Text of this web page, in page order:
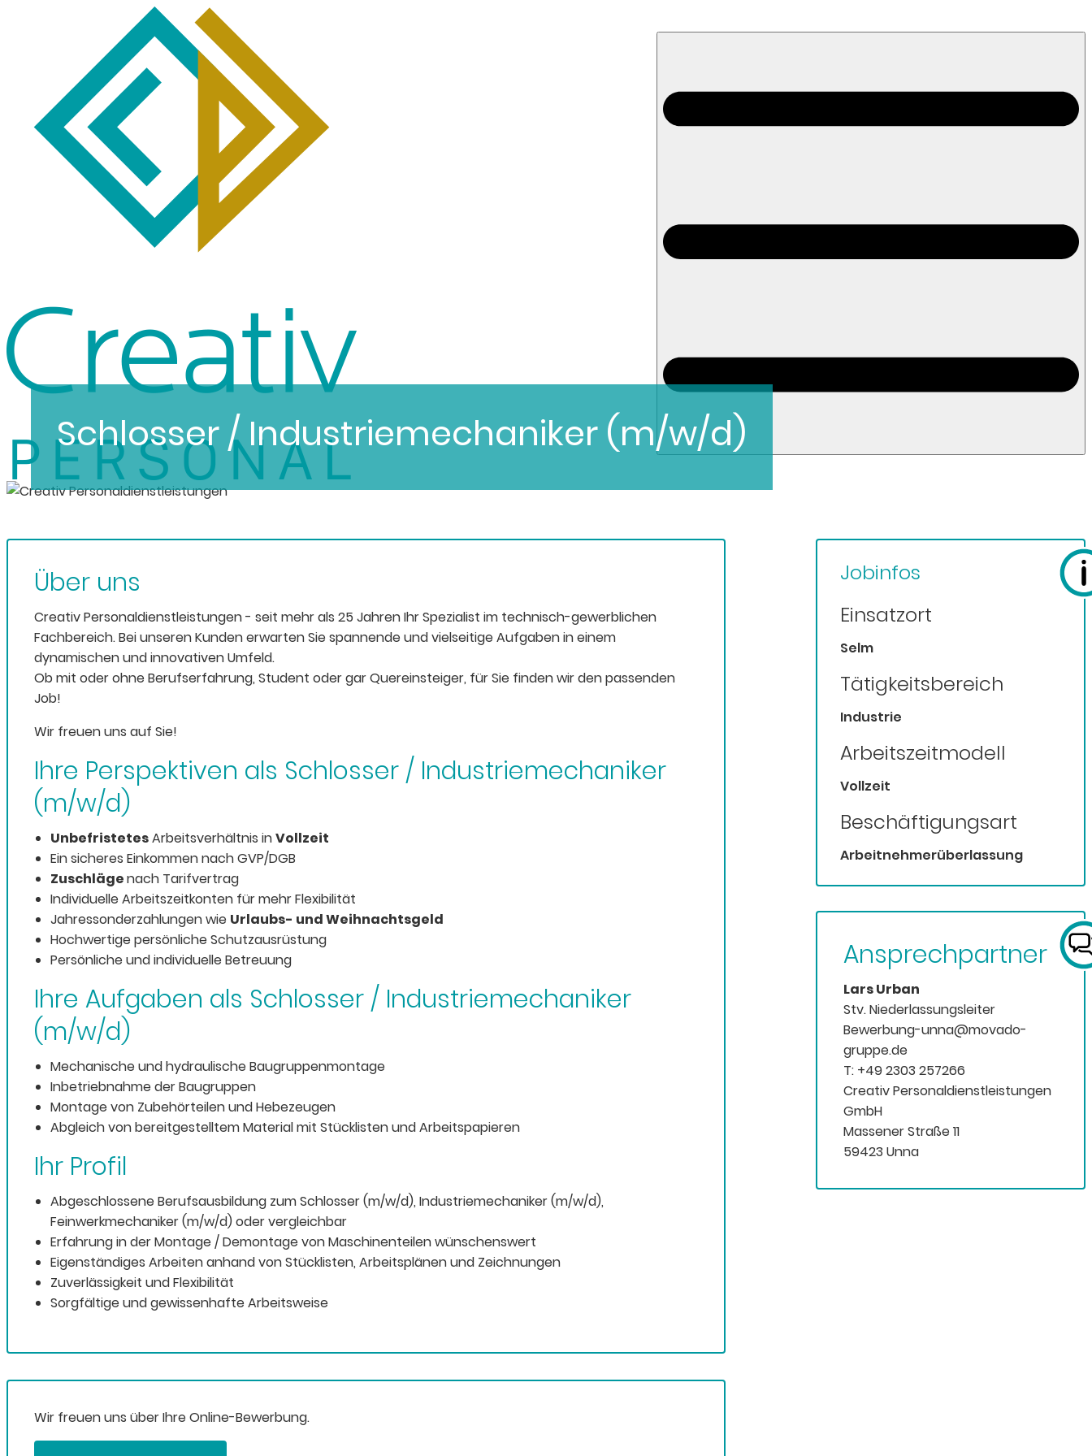
Schlosser / Industriemechaniker (m/w/d)
Über uns
Creativ Personaldienstleistungen - seit mehr als 25 Jahren Ihr Spezialist im technisch-gewerblichen
Fachbereich. Bei unseren Kunden erwarten Sie spannende und vielseitige Aufgaben in einem
dynamischen und innovativen Umfeld.
Ob mit oder ohne Berufserfahrung, Student oder gar Quereinsteiger, für Sie finden wir den passenden
Job!
Wir freuen uns auf Sie!
Ihre Perspektiven als Schlosser / Industriemechaniker
(m/w/d)
UnbefristetesArbeitsverhältnis inVollzeit
Ein sicheres Einkommen nach GVP/DGB
Zuschlägenach Tarifvertrag
Individuelle Arbeitszeitkonten für mehr Flexibilität
Jahressonderzahlungen wie Urlaubs- und Weihnachtsgeld
Hochwertige persönliche Schutzausrüstung
Persönliche und individuelle Betreuung
Ihre Aufgaben als Schlosser / Industriemechaniker
(m/w/d)
Mechanische und hydraulische Baugruppenmontage
Inbetriebnahme der Baugruppen
Montage von Zubehörteilen und Hebezeugen
Abgleich von bereitgestelltem Material mit Stücklisten und Arbeitspapieren
Ihr Profil
Abgeschlossene Berufsausbildung zum Schlosser (m/w/d), Industriemechaniker (m/w/d),
Feinwerkmechaniker (m/w/d) oder vergleichbar
Erfahrung in der Montage / Demontage von Maschinenteilen wünschenswert
Eigenständiges Arbeiten anhand von Stücklisten, Arbeitsplänen und Zeichnungen
Zuverlässigkeit und Flexibilität
Sorgfältige und gewissenhafte Arbeitsweise
Wir freuen uns über Ihre Online-Bewerbung.
Jobinfos
Einsatzort
Selm
Tätigkeitsbereich
Industrie
Arbeitszeitmodell
Vollzeit
Beschäftigungsart
Arbeitnehmerüberlassung
Ansprechpartner
Lars Urban
Stv. Niederlassungsleiter
Bewerbung-unna@movado-
gruppe.de
T: +49 2303 257266
Creativ Personaldienstleistungen
GmbH
Massener Straße 11
59423 Unna